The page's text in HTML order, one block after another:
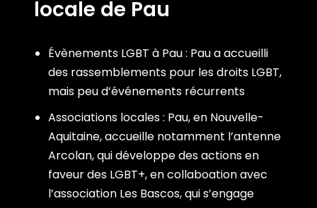
locale de Pau
Évènements LGBT à Pau : Pau a accueilli
des rassemblements pour les droits LGBT,
mais peu d’événements récurrents
Associations locales : Pau, en Nouvelle-
Aquitaine, accueille notamment l’antenne
Arcolan, qui développe des actions en
faveur des LGBT+, en collaboation avec
l’association Les Bascos, qui s’engage